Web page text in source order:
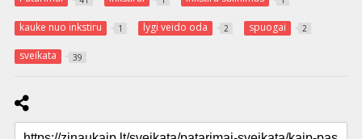
kauke nuo inkstiru 1 lygi veido oda 2 spuogai 2
sveikata 39